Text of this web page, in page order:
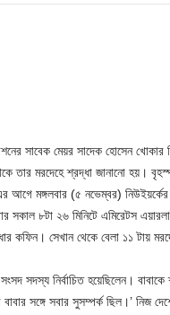
সাবেক মেয়র সাদেক হোসেন খোকার
তার মরদেহে শ্রদ্ধা জানানো হয়।
আগে মঙ্গলবার (৫ নভেম্বর) নিউইয়র্কের
সকাল ৮টা ২৬ মিনিটে এমিরেটস
কফিন। সেখান থেকে বেলা ১১ টায়
সদস্য নির্বাচিত হয়েছিলেন। বাবাকে
সঙ্গে সবার সুসম্পর্ক ছিল।’ নিজ